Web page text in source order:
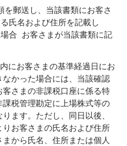
郵送し、当該書類にお客さ
氏名および住所を記載し
合 お客さまが当該書類に記
にお客さまの基準経過日にお
かった場合には、当該確認
さまの非課税口座に係る特
税管理勘定に上場株式等の
ます。ただし、同日以後、
お客さまの氏名および住所
から氏名、住所または個人